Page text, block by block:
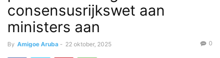
consensusrijkswet aan
ministers aan
By Amigoe Aruba - 22 oktober, 2025 0